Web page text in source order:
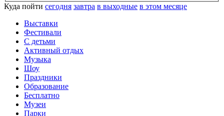
Куда пойти сегодня завтра в выходные в этом месяце
Выставки
Фестивали
С детьми
Активный отдых
Музыка
Шоу
Праздники
Образование
Бесплатно
Музеи
Парки